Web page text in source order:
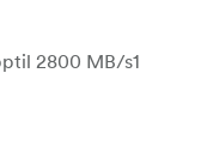
2800 MB/s1